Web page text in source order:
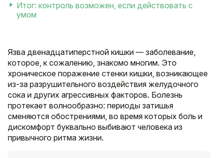
Итог: контроль возможен, если действовать с
умом
Язва двенадцатиперстной кишки — заболевание,
которое, к сожалению, знакомо многим. Это
хроническое поражение стенки кишки, возникающее
из-за разрушительного воздействия желудочного
сока и других агрессивных факторов. Болезнь
протекает волнообразно: периоды затишья
сменяются обострениями, во время которых боль и
дискомфорт буквально выбивают человека из
привычного ритма жизни.